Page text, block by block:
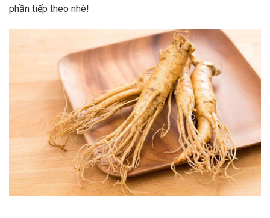
phần tiếp theo nhé!